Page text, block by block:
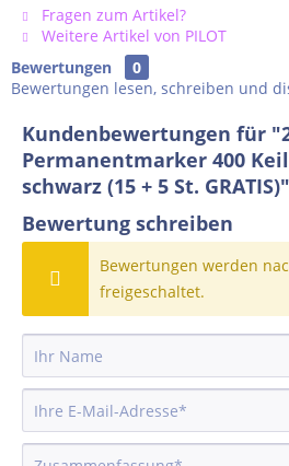
Fragen zum Artikel?
Weitere Artikel von PILOT
Bewertungen
0
Bewertungen lesen, schreiben und
Kundenbewertungen für
Permanentmarker 400
schwarz (15 + 5 St. GRATIS)"
Bewertung schreiben
Bewertungen werden
freigeschaltet.